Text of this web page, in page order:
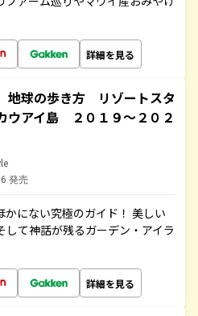
詳細を見る
地球の歩き方 リゾートスタ
アイ島 ２０１９～２０２
発売
にない究極のガイド！ 美しい
て神話が残るガーデン・アイラ
詳細を見る